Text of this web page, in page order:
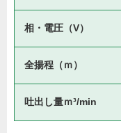
相・電圧（V）
全揚程（ｍ）
吐出し量ｍ³/min